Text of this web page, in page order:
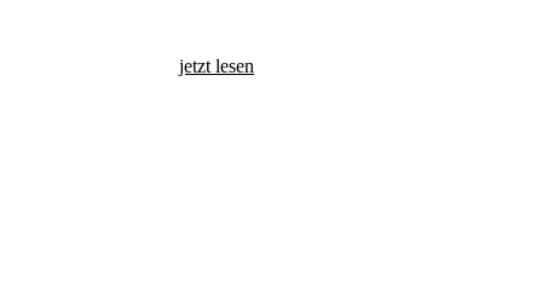
jetzt lesen